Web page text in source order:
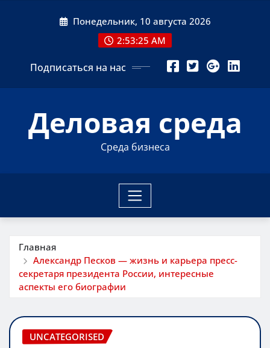
Понедельник, 10 августа 2026
2:53:26 AM
Подписаться на нас
Деловая среда
Среда бизнеса
Главная
Александр Песков — жизнь и карьера пресс-
секретаря президента России, интересные
аспекты его биографии
UNCATEGORISED